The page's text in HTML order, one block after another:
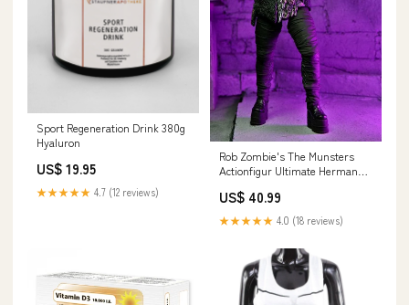
Sport Regeneration Drink 380g
Hyaluron
US$ 19.95
★★★★★ 4.7 (12 reviews)
Rob Zombie's The Munsters
Actionfigur Ultimate Herman
Ninja Turtles The Last Ronin
US$ 40.99
★★★★★ 4.0 (18 reviews)